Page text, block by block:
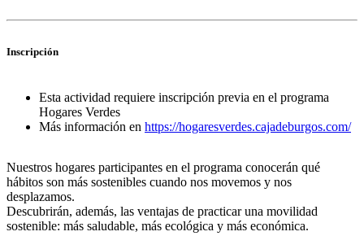
Inscripción
Esta actividad requiere inscripción previa en el programa
Hogares Verdes
Más información en https://hogaresverdes.cajadeburgos.com/
Nuestros hogares participantes en el programa conocerán qué
hábitos son más sostenibles cuando nos movemos y nos
desplazamos.
Descubrirán, además, las ventajas de practicar una movilidad
sostenible: más saludable, más ecológica y más económica.